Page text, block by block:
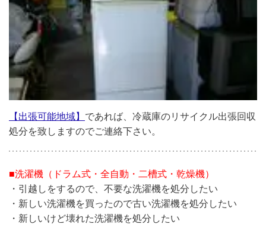
【出張可能地域】 であれば、冷蔵庫のリサイクル出張回収
処分を致しますのでご連絡下さい。
■洗濯機（ドラム式・全自動・二槽式・乾燥機）
・引越しをするので、不要な洗濯機を処分したい
・新しい洗濯機を買ったので古い洗濯機を処分したい
・新しいけど壊れた洗濯機を処分したい